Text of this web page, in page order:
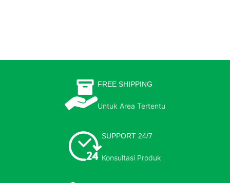
FREE SHIPPING
Untuk Area Tertentu
SUPPORT 24/7
Konsultasi Produk